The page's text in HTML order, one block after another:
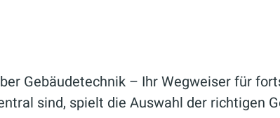
Gebäudetechnik – Ihr Wegweiser für
sind, spielt die Auswahl der richtigen